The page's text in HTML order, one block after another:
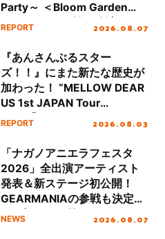
Party～ ＜Bloom Garden
Party Stage／埼玉公演＞”
REPORT 2026.08.07
『あんさんぶるスター
ズ！！』にまた新たな歴史が
加わった！ “MELLOW DEAR
US 1st JAPAN Tour
Final「NICE to meet YOU
ート!!
REPORT 2026.08.03
「ナガノアニエラフェスタ
2026」全出演アーティスト
発表＆新ステージ初公開！
GEARMANIAの参戦も決定
し、初となる第3ステージの
NEWS 2026.08.07